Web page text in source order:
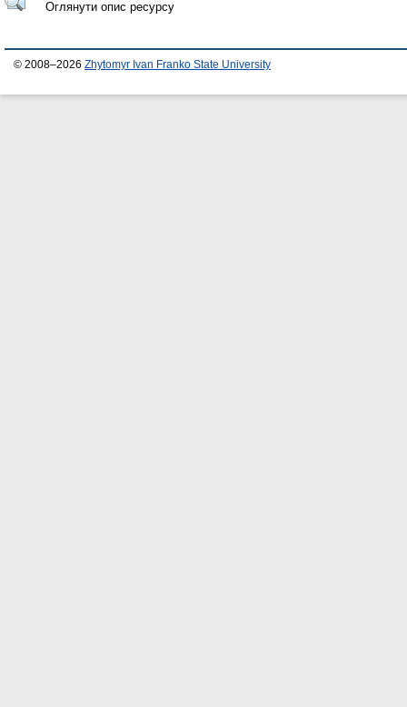
Оглянути опис ресурсу
© 2008–2026 Zhytomyr Ivan Franko State University